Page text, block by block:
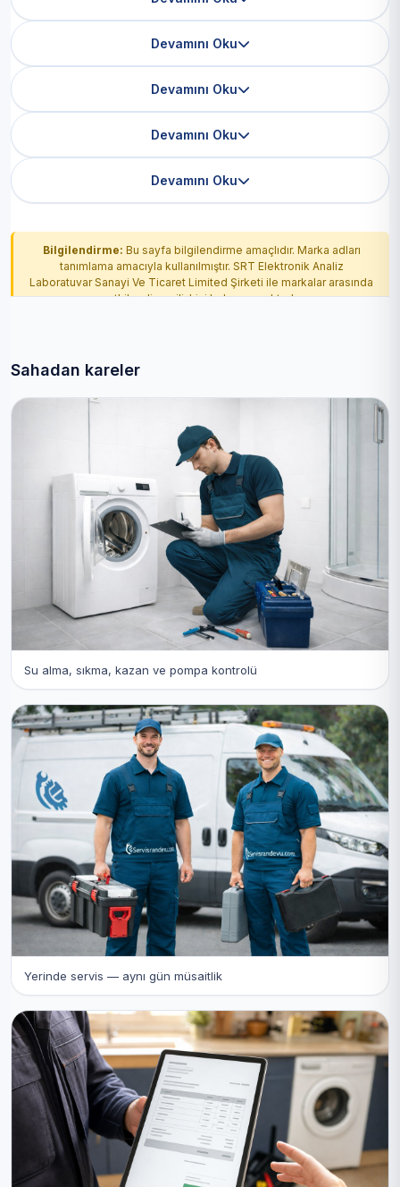
Devamını Oku
Devamını Oku
Devamını Oku
Devamını Oku
Bilgilendirme: Bu sayfa bilgilendirme amaçlıdır. Marka adları
tanımlama amacıyla kullanılmıştır. SRT Elektronik Analiz
Laboratuvar Sanayi Ve Ticaret Limited Şirketi ile markalar arasında
yetkilendirme ilişkisi bulunmamaktadır.
Sahadan kareler
Su alma, sıkma, kazan ve pompa kontrolü
Yerinde servis — aynı gün müsaitlik